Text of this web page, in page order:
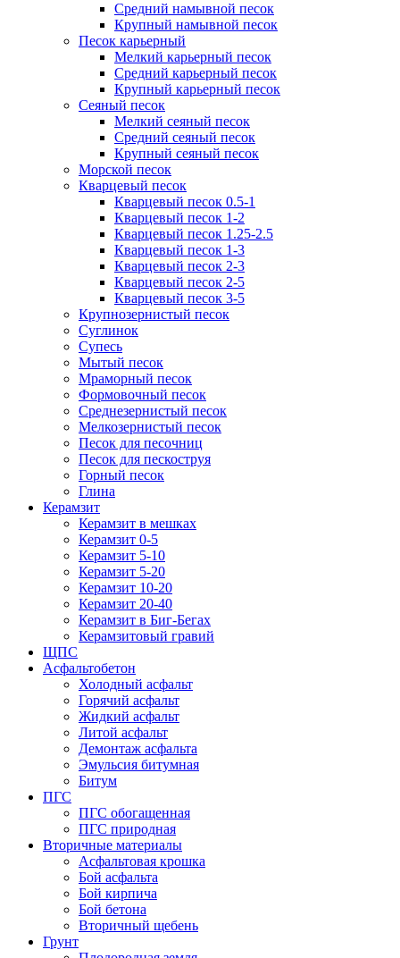
Средний намывной песок
Крупный намывной песок
Песок карьерный
Мелкий карьерный песок
Средний карьерный песок
Крупный карьерный песок
Сеяный песок
Мелкий сеяный песок
Средний сеяный песок
Крупный сеяный песок
Морской песок
Кварцевый песок
Кварцевый песок 0.5-1
Кварцевый песок 1-2
Кварцевый песок 1.25-2.5
Кварцевый песок 1-3
Кварцевый песок 2-3
Кварцевый песок 2-5
Кварцевый песок 3-5
Крупнозернистый песок
Суглинок
Супесь
Мытый песок
Мраморный песок
Формовочный песок
Среднезернистый песок
Мелкозернистый песок
Песок для песочниц
Песок для пескоструя
Горный песок
Глина
Керамзит
Керамзит в мешках
Керамзит 0-5
Керамзит 5-10
Керамзит 5-20
Керамзит 10-20
Керамзит 20-40
Керамзит в Биг-Бегах
Керамзитовый гравий
ЩПС
Асфальтобетон
Холодный асфальт
Горячий асфальт
Жидкий асфальт
Литой асфальт
Демонтаж асфальта
Эмульсия битумная
Битум
ПГС
ПГС обогащенная
ПГС природная
Вторичные материалы
Асфальтовая крошка
Бой асфальта
Бой кирпича
Бой бетона
Вторичный щебень
Грунт